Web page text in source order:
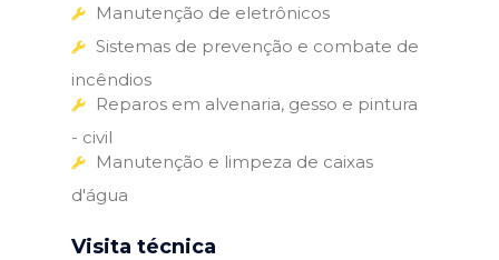
Manutenção de eletrônicos
Sistemas de prevenção e combate de
incêndios
Reparos em alvenaria, gesso e pintura
- civil
Manutenção e limpeza de caixas
d'água
Visita técnica